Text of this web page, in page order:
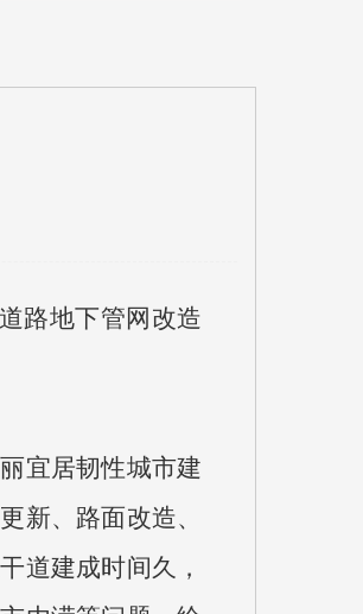
路地下管网改造
宜居韧性城市建
新、路面改造、
道建成时间久，